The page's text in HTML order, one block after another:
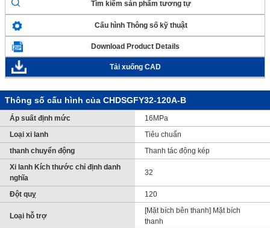
Tìm kiếm sản phẩm tương tự
Cấu hình Thông số kỹ thuật
Download Product Details
Tải xuống CAD
Thông số cấu hình của CHDSGFY32-120A-B
Áp suất định mức
16MPa
Loại xi lanh
Tiêu chuẩn
thanh chuyển động
Thanh tác động kép
Xi lanh Kích thước chỉ định danh
nghĩa
32
Đột quỵ 120
Loại hỗ trợ
[Mặt bích bên thanh] Mặt bích
thanh